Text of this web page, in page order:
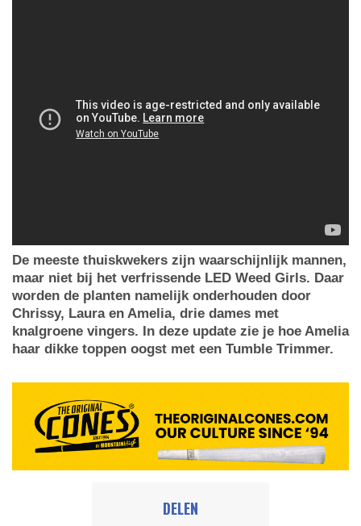
De meeste thuiskwekers zijn waarschijnlijk mannen,
maar niet bij het verfrissende LED Weed Girls. Daar
worden de planten namelijk onderhouden door
Chrissy, Laura en Amelia, drie dames met
knalgroene vingers. In deze update zie je hoe Amelia
haar dikke toppen oogst met een Tumble Trimmer.
DELEN